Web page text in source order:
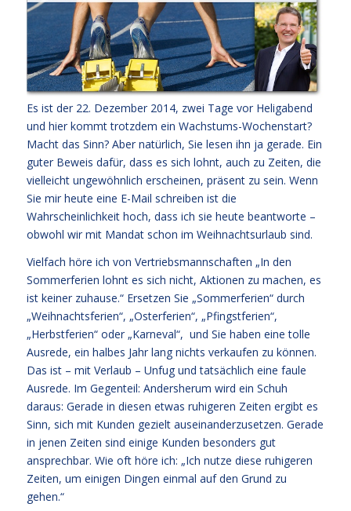
Es ist der 22. Dezember 2014, zwei Tage vor Heligabend
und hier kommt trotzdem ein Wachstums-Wochenstart?
Macht das Sinn? Aber natürlich, Sie lesen ihn ja gerade. Ein
guter Beweis dafür, dass es sich lohnt, auch zu Zeiten, die
vielleicht ungewöhnlich erscheinen, präsent zu sein. Wenn
Sie mir heute eine E-Mail schreiben ist die
Wahrscheinlichkeit hoch, dass ich sie heute beantworte –
obwohl wir mit Mandat schon im Weihnachtsurlaub sind.
Vielfach höre ich von Vertriebsmannschaften „In den
Sommerferien lohnt es sich nicht, Aktionen zu machen, es
ist keiner zuhause.“ Ersetzen Sie „Sommerferien“ durch
„Weihnachtsferien“, „Osterferien“, „Pfingstferien“,
„Herbstferien“ oder „Karneval“, und Sie haben eine tolle
Ausrede, ein halbes Jahr lang nichts verkaufen zu können.
Das ist – mit Verlaub – Unfug und tatsächlich eine faule
Ausrede. Im Gegenteil: Andersherum wird ein Schuh
daraus: Gerade in diesen etwas ruhigeren Zeiten ergibt es
Sinn, sich mit Kunden gezielt auseinanderzusetzen. Gerade
in jenen Zeiten sind einige Kunden besonders gut
ansprechbar. Wie oft höre ich: „Ich nutze diese ruhigeren
Zeiten, um einigen Dingen einmal auf den Grund zu
gehen.“